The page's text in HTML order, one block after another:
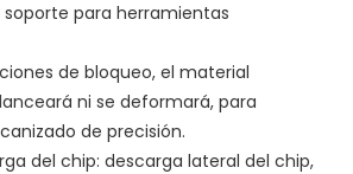
para herramientas
de bloqueo, el material
ni se deformará, para
de precisión.
del chip: descarga lateral del chip,